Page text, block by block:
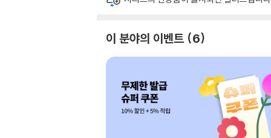
이 분야의 이벤트 6